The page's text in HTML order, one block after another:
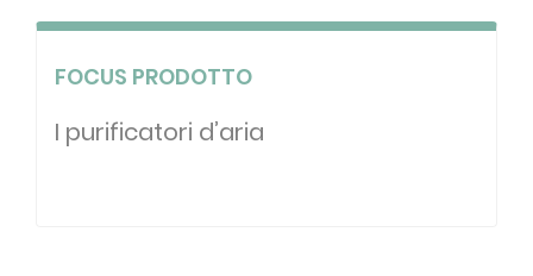
FOCUS PRODOTTO
I purificatori d’aria